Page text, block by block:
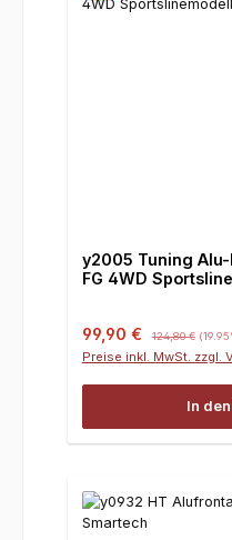
y2005 Tuning
FG 4WD
Verkaufspreis:
99,90 € 124,80 €
Preise inkl. MwSt. zzgl.
In